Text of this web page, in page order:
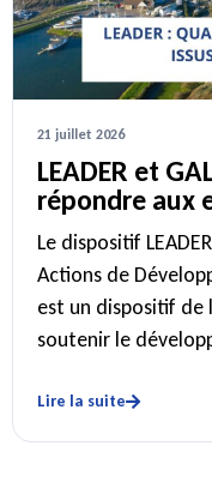
21 juillet 2026
LEADER et
répondre aux
Le dispositif
Actions de
est un dispositif de
soutenir le
Lire la suite